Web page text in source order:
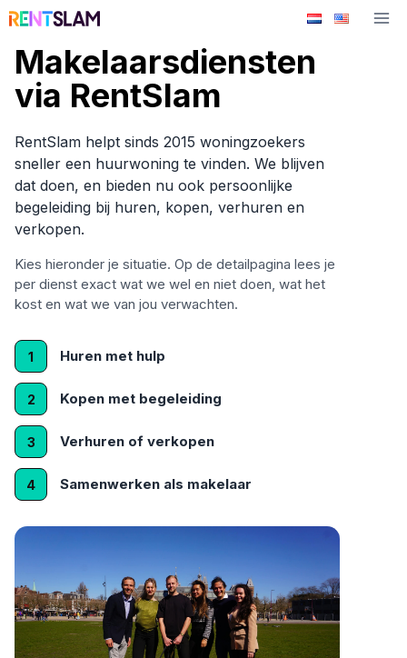
Ga
inhoud
Makelaarsdiensten
via RentSlam
RentSlam helpt sinds 2015 woningzoekers
sneller een huurwoning te vinden. We blijven
dat doen, en bieden nu ook persoonlijke
begeleiding bij huren, kopen, verhuren en
verkopen.
Kies hieronder je situatie. Op de detailpagina lees je
per dienst exact wat we wel en niet doen, wat het
kost en wat we van jou verwachten.
1 Huren met hulp
2 Kopen met begeleiding
3 Verhuren of verkopen
4 Samenwerken als makelaar